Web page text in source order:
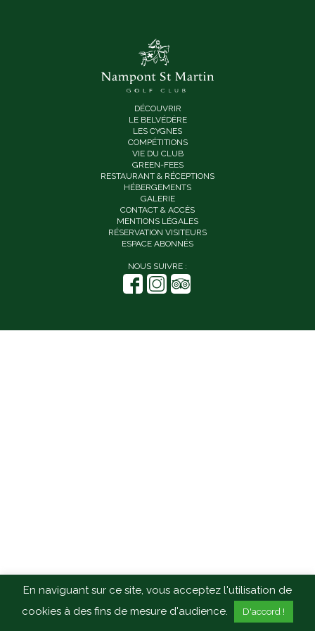
DÉCOUVRIR
LE BELVÉDÈRE
LES CYGNES
COMPÉTITIONS
VIE DU CLUB
GREEN-FEES
RESTAURANT & RÉCEPTIONS
HÉBERGEMENTS
GALERIE
CONTACT & ACCÈS
MENTIONS LÉGALES
RÉSERVATION VISITEURS
ESPACE ABONNÉS
NOUS SUIVRE :
En naviguant sur ce site, vous acceptez l'utilisation de
cookies à des fins de mesure d'audience.
D'accord !